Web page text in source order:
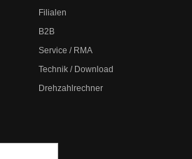
Filialen
B2B
Service / RMA
Technik / Download
Drehzahlrechner